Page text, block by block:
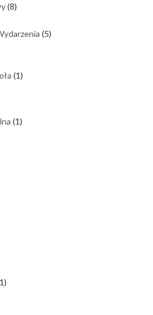
(8)
(5)
(1)
(1)